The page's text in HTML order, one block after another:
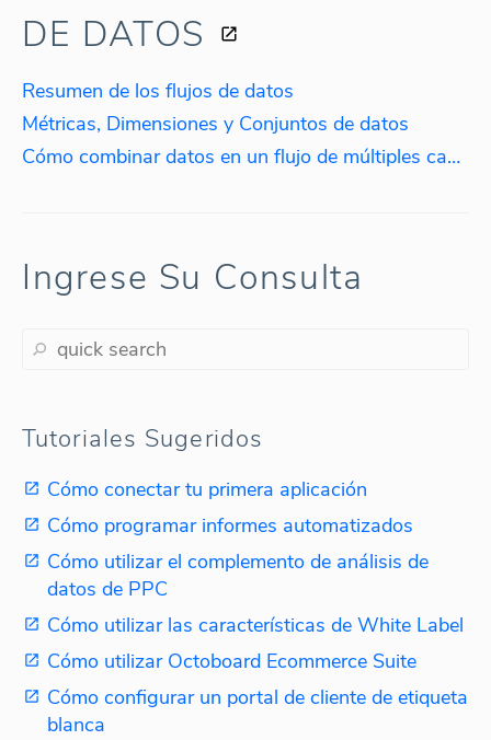
DE DATOS
Resumen de los flujos de datos
Métricas, Dimensiones y Conjuntos de datos
Cómo combinar datos en un flujo de múltiples canales
Ingrese Su Consulta
Tutoriales Sugeridos
Cómo conectar tu primera aplicación
Cómo programar informes automatizados
Cómo utilizar el complemento de análisis de
datos de PPC
Cómo utilizar las características de White Label
Cómo utilizar Octoboard Ecommerce Suite
Cómo configurar un portal de cliente de etiqueta
blanca